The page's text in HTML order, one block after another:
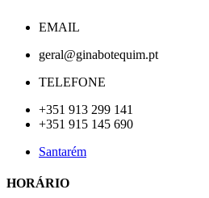
EMAIL
geral@ginabotequim.pt
TELEFONE
+351 913 299 141
+351 915 145 690
Santarém
HORÁRIO